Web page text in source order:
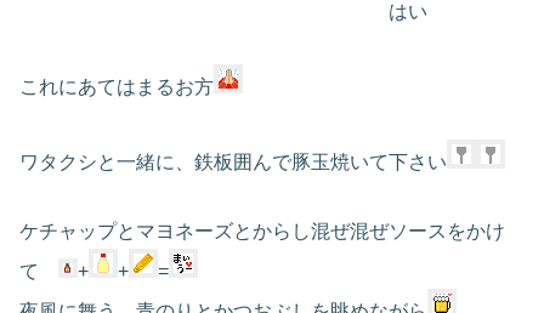
はい
これにあてはまるお方
ワタクシと一緒に、鉄板囲んで豚玉焼いて下さい
ケチャップとマヨネーズとからし混ぜ混ぜソースをかけ
て
+ +
=